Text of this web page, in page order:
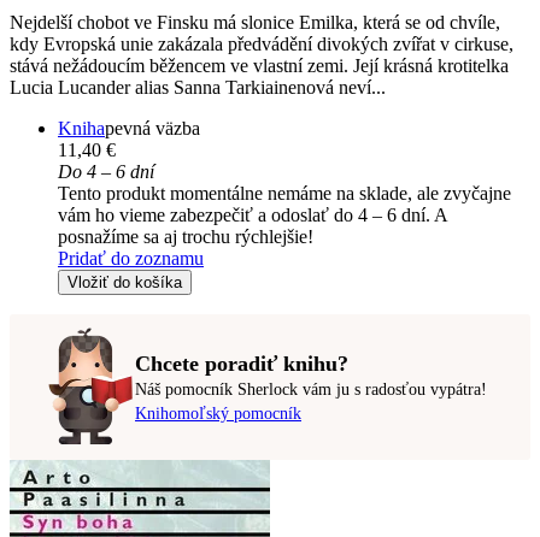
Nejdelší chobot ve Finsku má slonice Emilka, která se od chvíle,
kdy Evropská unie zakázala předvádění divokých zvířat v cirkuse,
stává nežádoucím běžencem ve vlastní zemi. Její krásná krotitelka
Lucia Lucander alias Sanna Tarkiainenová neví...
Knihapevná väzba
11,40 €
Do 4 – 6 dní
Tento produkt momentálne nemáme na sklade, ale zvyčajne
vám ho vieme zabezpečiť a odoslať do 4 – 6 dní. A
posnažíme sa aj trochu rýchlejšie!
Pridať do zoznamu
Vložiť do košíka
Chcete poradiť knihu?
Náš pomocník Sherlock vám ju s radosťou vypátra!
Knihomoľský pomocník